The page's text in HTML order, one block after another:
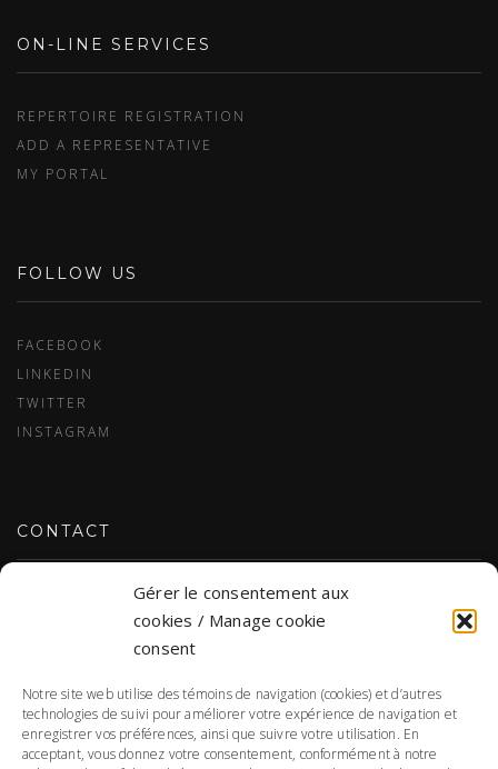
Gérer le consentement aux
cookies / Manage cookie
consent
Notre site web utilise des témoins de navigation (cookies) et d’autres
technologies de suivi pour améliorer votre expérience de navigation et
enregistrer vos préférences, ainsi que suivre votre utilisation. En
acceptant, vous donnez votre consentement, conformément à notre
ON-LINE SERVICES
REPERTOIRE REGISTRATION
ADD A REPRESENTATIVE
MY PORTAL
FOLLOW US
FACEBOOK
LINKEDIN
TWITTER
INSTAGRAM
CONTACT
PERSONAL DATA